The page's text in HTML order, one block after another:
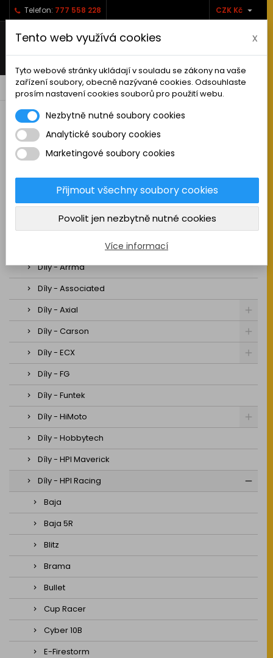
Telefon: 777 558 228 CZK Kč 
   shopping_cart0
RC AUTA
Sestavená auta elektro
Stavebnice aut elektro
Auta na spalovací motor
Náhradní díly
Díly - Arrma
Díly - Associated
Díly - Axial
Díly - Carson
Díly - ECX
Díly - FG
Díly - Funtek
Díly - HiMoto
Díly - Hobbytech
Díly - HPI Maverick
Díly - HPI Racing
Baja
Baja 5R
Blitz
Brama
Bullet
Cup Racer
Cyber 10B
E-Firestorm
Tento web využívá cookies x
Tyto webové stránky ukládají v souladu se zákony na vaše
zařízení soubory, obecně nazývané cookies. Odsouhlaste
prosím nastavení cookies souborů pro použití webu.
Nezbytně nutné soubory cookies
Analytické soubory cookies
Marketingové soubory cookies
Přijmout všechny soubory cookies
Povolit jen nezbytně nutné cookies
Více informací